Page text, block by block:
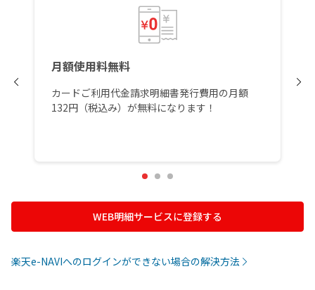
月額使用料無料
カードご利用代金請求明細書発行費用の月額
132円（税込み）が無料になります！
WEB明細サービスに登録する
楽天e-NAVIへのログインができない場合の解決方法